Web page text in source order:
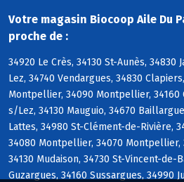
Votre magasin Biocoop Aile Du
proche de :
34920 Le Crès, 34130 St-Aunès, 34830
Lez, 34740 Vendargues, 34830
Montpellier, 34090 Montpellier,
s/Lez, 34130 Mauguio, 34670
Lattes, 34980 St-Clément-de-Rivière,
34080 Montpellier, 34070 Montpellier,
34130 Mudaison, 34730 St-Vincent-de-
Guzargues, 34160 Sussargues, 34990